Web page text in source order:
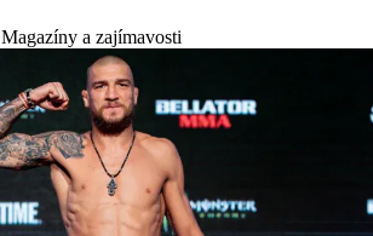
Magazíny a zajímavosti